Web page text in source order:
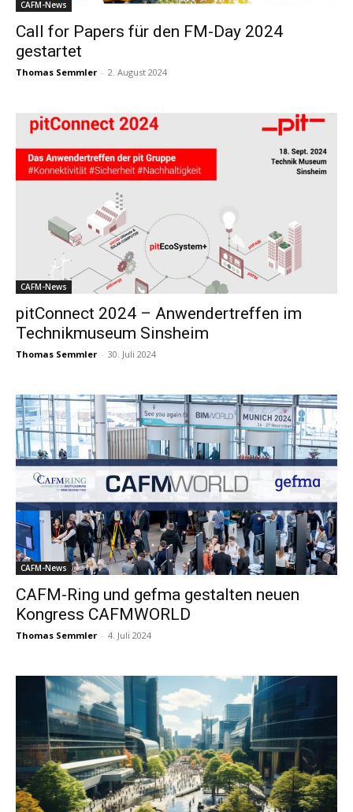
CAFM-News
Call for Papers für den FM-Day 2024
gestartet
Thomas Semmler - 2. August 2024
CAFM-News
pitConnect 2024 – Anwendertreffen im
Technikmuseum Sinsheim
Thomas Semmler - 30. Juli 2024
CAFM-News
CAFM-Ring und gefma gestalten neuen
Kongress CAFMWORLD
Thomas Semmler - 4. Juli 2024